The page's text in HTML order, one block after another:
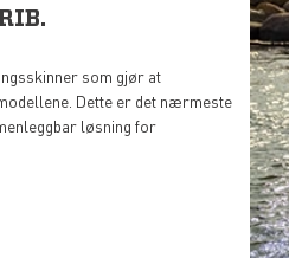
som gjør at
Dette er det nærmeste
løsning for